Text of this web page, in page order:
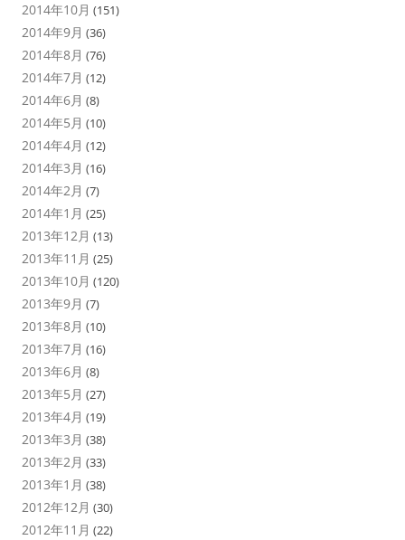
2014年10月 (151)
2014年9月 (36)
2014年8月 (76)
2014年7月 (12)
2014年6月 (8)
2014年5月 (10)
2014年4月 (12)
2014年3月 (16)
2014年2月 (7)
2014年1月 (25)
2013年12月 (13)
2013年11月 (25)
2013年10月 (120)
2013年9月 (7)
2013年8月 (10)
2013年7月 (16)
2013年6月 (8)
2013年5月 (27)
2013年4月 (19)
2013年3月 (38)
2013年2月 (33)
2013年1月 (38)
2012年12月 (30)
2012年11月 (22)